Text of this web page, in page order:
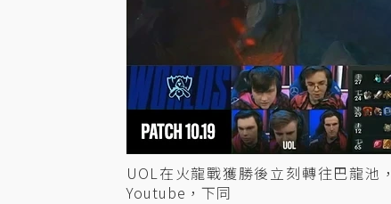
UOL在火龍戰獲勝後立刻轉往巴龍池
Youtube，下同